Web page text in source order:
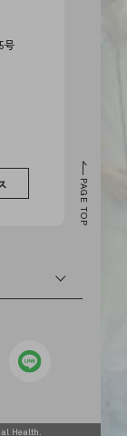
号
PAGE TOP
Health.